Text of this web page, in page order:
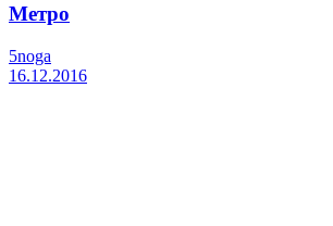
Метро
5noga
16.12.2016